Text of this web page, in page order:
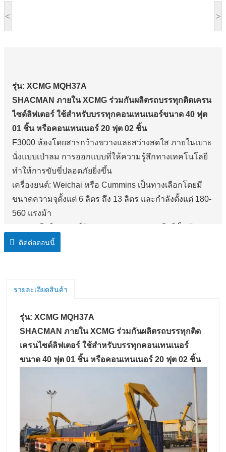
< >
รุ่น: XCMG MQH37A
SHACMAN ภายใน XCMG ร่วมกันผลิตรถบรรทุกติดเครน
ไซด์ลิฟเตอร์ ใช้สำหรับบรรทุกคอนเทนเนอร์ขนาด 40 ฟุต
01 ชิ้น หรือคอนเทนเนอร์ 20 ฟุต 02 ชิ้น
F3000 ห้องโดยสารกว้างขวางและสว่างสดใส ภายในเบาะ
นั่งแบบเป่าลม การออกแบบที่ให้ความรู้สึกทางเทคโนโลยี
ทำให้การขับขี่ปลอดภัยยิ่งขึ้น
เครื่องยนต์: Weichai หรือ Cummins เป็นทางเลือกโดยมี
ขนาดความจุตั้งแต่ 6 ลิตร ถึง 13 ลิตร และกำลังตั้งแต่ 180-
560 แรงม้า
เลือกเพื่อตอบสนองความต้องการที่แตกต่างกัน
ติดต่อตอนนี้
รายละเอียดสินค้า
รุ่น: XCMG MQH37A
SHACMAN ภายใน XCMG ร่วมกันผลิตรถบรรทุกติด
เครนไซด์ลิฟเตอร์ ใช้สำหรับบรรทุกคอนเทนเนอร์
ขนาด 40 ฟุต 01 ชิ้น หรือคอนเทนเนอร์ 20 ฟุต 02 ชิ้น